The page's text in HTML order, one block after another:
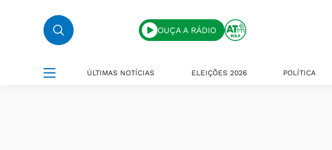
OUÇA A RÁDIO
ÚLTIMAS NOTÍCIAS ELEIÇÕES 2026 POLÍTICA